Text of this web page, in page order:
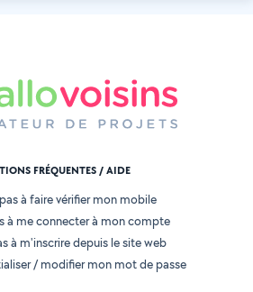
FRÉQUENTES / AIDE
à faire vérifier mon mobile
à me connecter à mon compte
à m'inscrire depuis le site web
/ modifier mon mot de passe